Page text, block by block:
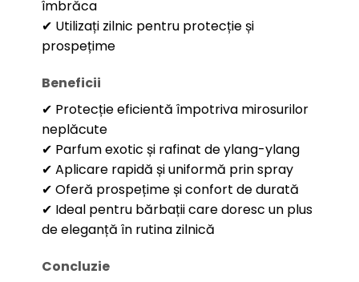
îmbrăca
✔ Utilizați zilnic pentru protecție și
prospețime
Beneficii
✔ Protecție eficientă împotriva mirosurilor
neplăcute
✔ Parfum exotic și rafinat de ylang-ylang
✔ Aplicare rapidă și uniformă prin spray
✔ Oferă prospețime și confort de durată
✔ Ideal pentru bărbații care doresc un plus
de eleganță în rutina zilnică
Concluzie